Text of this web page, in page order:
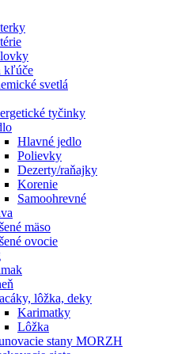
kľúče
svetlá
tyčinky
Hlavné jedlo
Polievky
Dezerty/raňajky
Korenie
Samoohrevné
mäso
ovocie
lôžka, deky
Karimatky
Lôžka
stany MORZH